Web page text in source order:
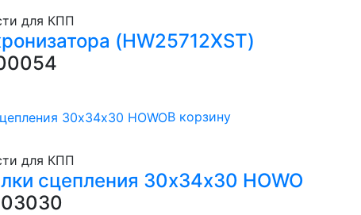
для КПП
(HW25712XST)
В корзину
для КПП
сцепления 30х34х30 HOWO